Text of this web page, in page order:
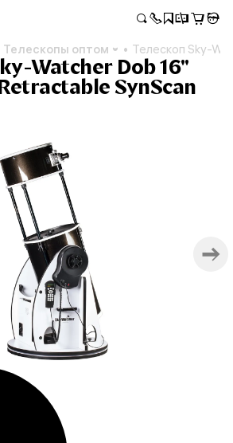
Телескопы оптом Телескоп Sky-
Watcher Dob 16"
SynScan